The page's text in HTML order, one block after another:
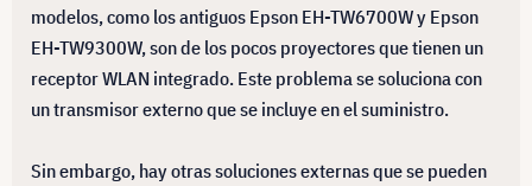
modelos, como los antiguos Epson EH-TW6700W y Epson
EH-TW9300W, son de los pocos proyectores que tienen un
receptor WLAN integrado. Este problema se soluciona con
un transmisor externo que se incluye en el suministro.
Sin embargo, hay otras soluciones externas que se pueden